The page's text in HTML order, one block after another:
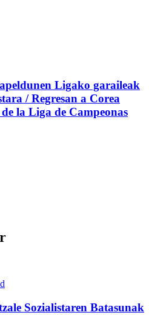
Ligako garaileak
/ Regresan a Corea
la Liga de Campeonas
Sozialistaren Batasunak